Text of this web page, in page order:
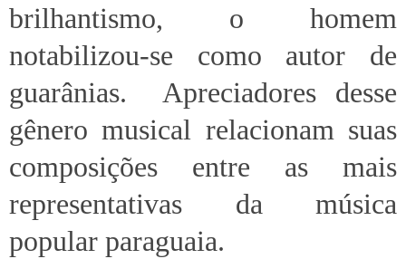
brilhantismo, o homem
notabilizou-se como autor de
guarânias. Apreciadores desse
gênero musical relacionam suas
composições entre as mais
representativas da música
popular paraguaia.